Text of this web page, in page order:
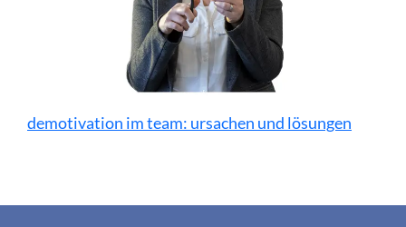
demotivation im team: ursachen und lösungen